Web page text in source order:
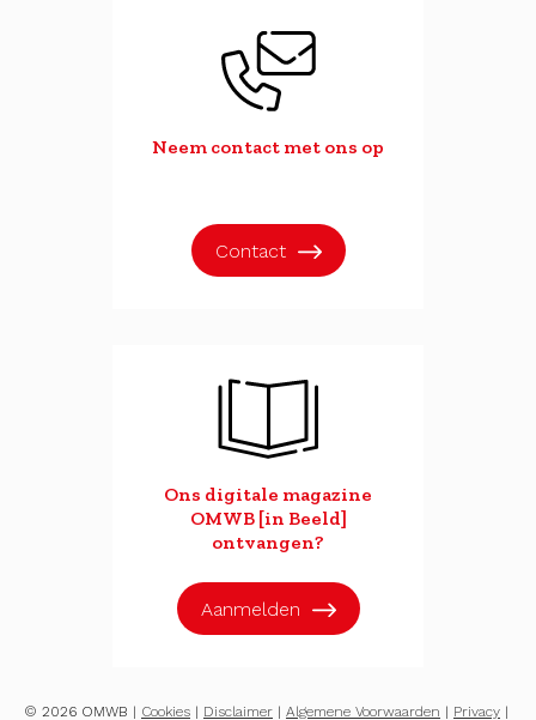
Neem contact met ons op
Contact
Ons digitale magazine
OMWB [in Beeld]
ontvangen?
Aanmelden
© 2026 OMWB | Cookies | Disclaimer | Algemene Voorwaarden | Privacy |